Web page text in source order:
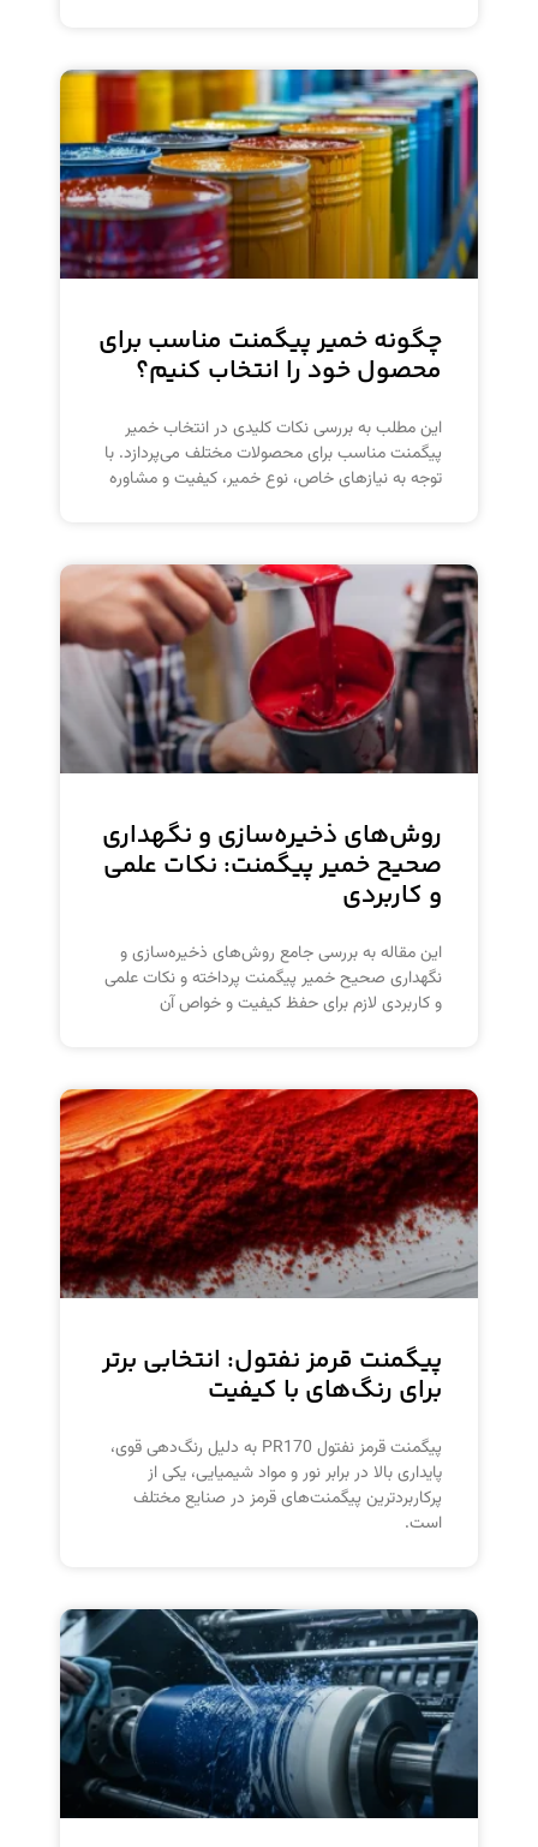
چگونه خمیر پیگمنت مناسب برای
محصول خود را انتخاب کنیم؟
این مطلب به بررسی نکات کلیدی در انتخاب خمیر
پیگمنت مناسب برای محصولات مختلف می‌پردازد. با
توجه به نیازهای خاص، نوع خمیر، کیفیت و مشاوره
روش‌های ذخیره‌سازی و نگهداری
صحیح خمیر پیگمنت: نکات علمی
و کاربردی
این مقاله به بررسی جامع روش‌های ذخیره‌سازی و
نگهداری صحیح خمیر پیگمنت پرداخته و نکات علمی
و کاربردی لازم برای حفظ کیفیت و خواص آن
پیگمنت قرمز نفتول: انتخابی برتر
برای رنگ‌های با کیفیت
پیگمنت قرمز نفتول PR170 به دلیل رنگ‌دهی قوی،
پایداری بالا در برابر نور و مواد شیمیایی، یکی از
پرکاربردترین پیگمنت‌های قرمز در صنایع مختلف
است.